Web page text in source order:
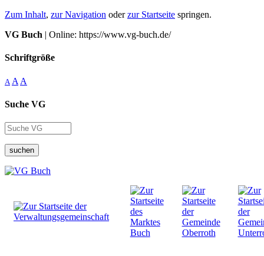
Zum Inhalt, zur Navigation oderzur Startseite springen.
VG Buch | Online: https://www.vg-buch.de/
Schriftgröße
A A A
Suche VG
suchen